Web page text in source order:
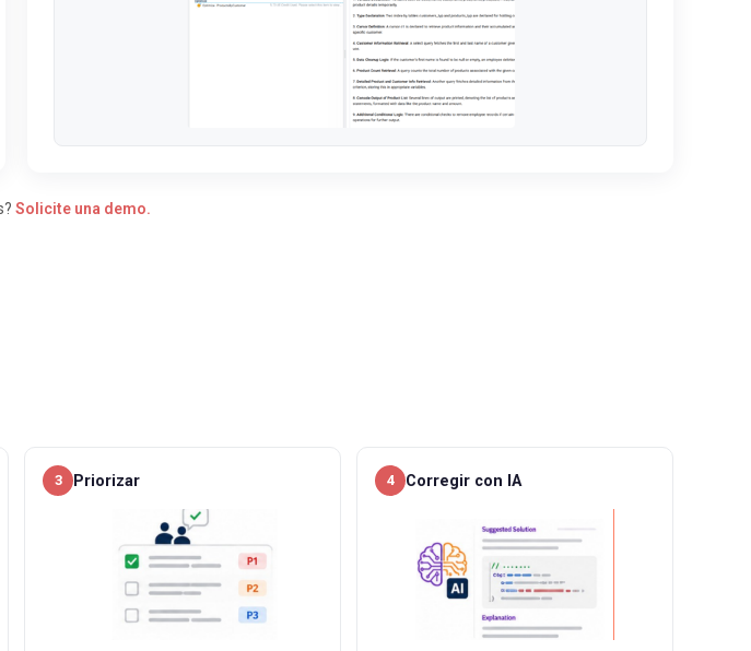
Solicite una demo.
3 Priorizar 4 Corregir con IA